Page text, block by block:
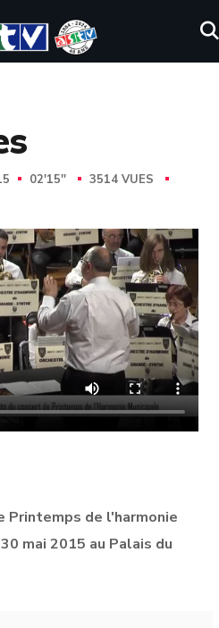
02'15''
3514 VUES
Printemps de l'harmonie
mai 2015 au Palais du